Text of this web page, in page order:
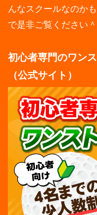
んなスクールなのか
で是非ご覧ください＾
初心者専門のワン
（公式サイト）